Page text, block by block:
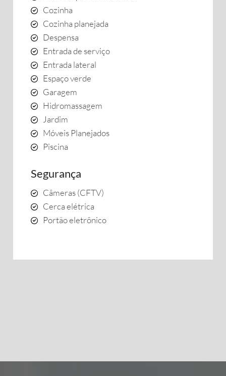
Cozinha
Cozinha planejada
Despensa
Entrada de serviço
Entrada lateral
Espaço verde
Garagem
Hidromassagem
Jardim
Móveis Planejados
Piscina
Segurança
Câmeras (CFTV)
Cerca elétrica
Portão eletrônico